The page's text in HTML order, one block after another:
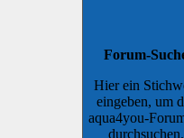
Forum-
Hier ein
eingeben, um
aqua4you-
durchsuchen.